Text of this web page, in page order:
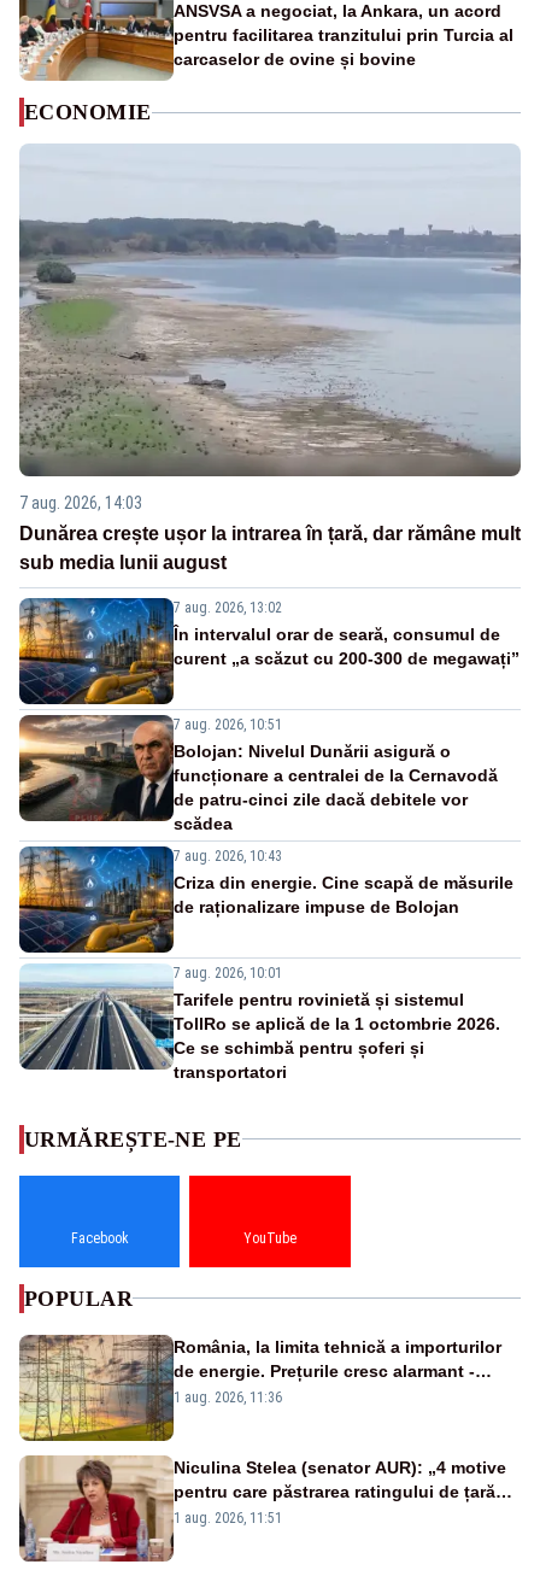
ANSVSA a negociat, la Ankara, un acord
pentru facilitarea tranzitului prin Turcia al
carcaselor de ovine și bovine
ECONOMIE
7 aug. 2026, 14:03
Dunărea crește ușor la intrarea în țară, dar rămâne mult
sub media lunii august
7 aug. 2026, 13:02
În intervalul orar de seară, consumul de
curent „a scăzut cu 200-300 de megawați”
7 aug. 2026, 10:51
Bolojan: Nivelul Dunării asigură o
funcționare a centralei de la Cernavodă
de patru-cinci zile dacă debitele vor
scădea
7 aug. 2026, 10:43
Criza din energie. Cine scapă de măsurile
de raționalizare impuse de Bolojan
7 aug. 2026, 10:01
Tarifele pentru rovinietă și sistemul
TollRo se aplică de la 1 octombrie 2026.
Ce se schimbă pentru șoferi și
transportatori
URMĂREȘTE-NE PE
Facebook YouTube
POPULAR
România, la limita tehnică a importurilor
de energie. Prețurile cresc alarmant -
Analiză Realitatea Plus
1 aug. 2026, 11:36
Niculina Stelea (senator AUR): „4 motive
pentru care păstrarea ratingului de țară
nu este o reușită pentru Guvernul
1 aug. 2026, 11:51